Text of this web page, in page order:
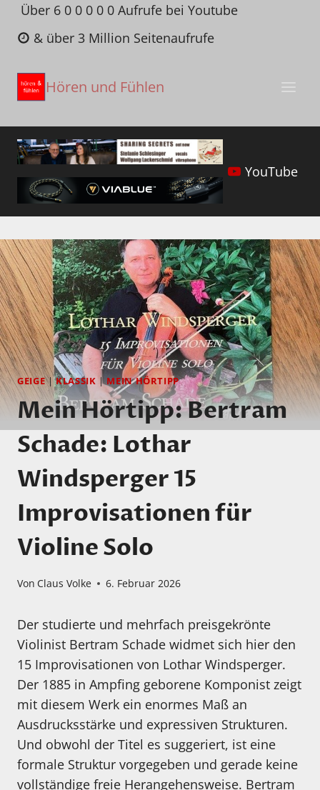
Zum
Inhalt
springen
Über 6 0 0 0 0 0 Aufrufe bei Youtube
& über 3 Million Seitenaufrufe
Hören und Fühlen
YouTube
GEIGE|KLASSIK|MEIN HÖRTIPP
Mein Hörtipp: Bertram
Schade: Lothar
Windsperger 15
Improvisationen für
Violine Solo
Von Claus Volke 6. Februar 2026
Der studierte und mehrfach preisgekrönte
Violinist Bertram Schade widmet sich hier den
15 Improvisationen von Lothar Windsperger.
Der 1885 in Ampfing geborene Komponist zeigt
mit diesem Werk ein enormes Maß an
Ausdrucksstärke und expressiven Strukturen.
Und obwohl der Titel es suggeriert, ist eine
formale Struktur vorgegeben und gerade keine
vollständige freie Herangehensweise. Bertram